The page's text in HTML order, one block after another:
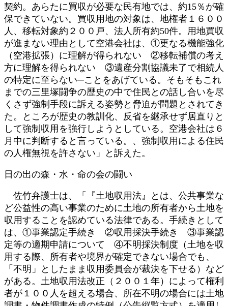
契約。あらたに買収が必要な民有地では、約15％が確
保できていない。買収用地の対象は、地権者１６００
人、移転対象約２００戸、法人所有約50件。用地買収
が進まない理由として空港会社は、①更なる機能強化
（空港拡張）に理解が得られない ②移転補償の考え
方に理解を得られない ③遺産分割協議未了で相続人
の特定に至らない─ことをあげている。そもそもこれ
までの三里塚闘争の歴史の中で住民との話し合いを尽
くさず強制手段に訴える姿勢と脅迫が問題とされてき
た。ところが歴史の教訓化、反省を継承せず居直りと
して強制収用を強行しようとしている。空港会社は６
月中に判断すると言っている。、強制収用による住民
の人権無視を許さない」と訴えた。
日の出の森・水・命の会の闘い
佐竹弁護士は、「『土地収用法』とは、公共事業な
ど公益性の高い事業のために土地の所有者から土地を
収用することを認めている法律である。手続きとして
は、①事業認定手続き ②収用採決手続き ③事業認
定等の適期申請について ④不明採決制度（土地を収
用する際、所有者や境界が確定できない場合でも、
「不明」としたまま収用委員会が裁決を下せる）など
がある。土地収用法改正（２００１年）によって権利
者が１００人を超える場合、所在不明の場合には土地